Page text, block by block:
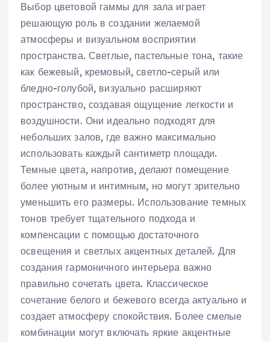
Выбор цветовой гаммы для зала играет
решающую роль в создании желаемой
атмосферы и визуальном восприятии
пространства. Светлые‚ пастельные тона‚ такие
как бежевый‚ кремовый‚ светло-серый или
бледно-голубой‚ визуально расширяют
пространство‚ создавая ощущение легкости и
воздушности. Они идеально подходят для
небольших залов‚ где важно максимально
использовать каждый сантиметр площади.
Темные цвета‚ напротив‚ делают помещение
более уютным и интимным‚ но могут зрительно
уменьшить его размеры. Использование темных
тонов требует тщательного подхода и
компенсации с помощью достаточного
освещения и светлых акцентных деталей. Для
создания гармоничного интерьера важно
правильно сочетать цвета. Классическое
сочетание белого и бежевого всегда актуально и
создает атмосферу спокойствия. Более смелые
комбинации могут включать яркие акцентные